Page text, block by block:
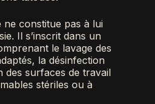
ne constitue pas à lui
Il s’inscrit dans un
le lavage des
la désinfection
des surfaces de travail
stériles ou à